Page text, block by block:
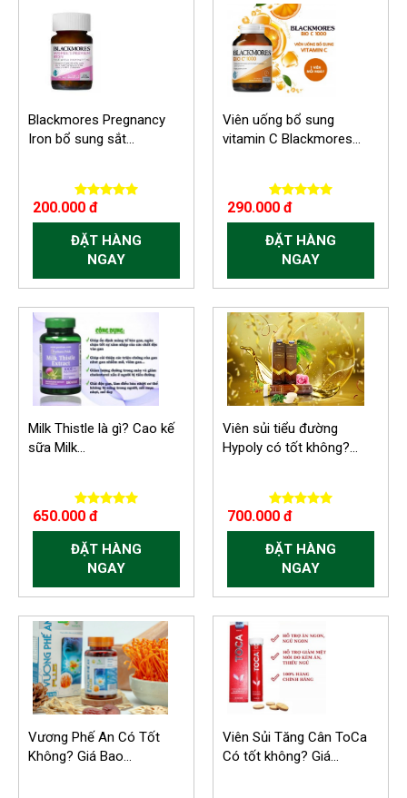
Blackmores Pregnancy
Iron bổ sung sắt...
200.000 đ
ĐẶT HÀNG
NGAY
Viên uống bổ sung
vitamin C Blackmores...
290.000 đ
ĐẶT HÀNG
NGAY
Milk Thistle là gì? Cao kế
sữa Milk...
650.000 đ
ĐẶT HÀNG
NGAY
Viên sủi tiểu đường
Hypoly có tốt không?...
700.000 đ
ĐẶT HÀNG
NGAY
Vương Phế An Có Tốt
Không? Giá Bao...
Viên Sủi Tăng Cân ToCa
Có tốt không? Giá...